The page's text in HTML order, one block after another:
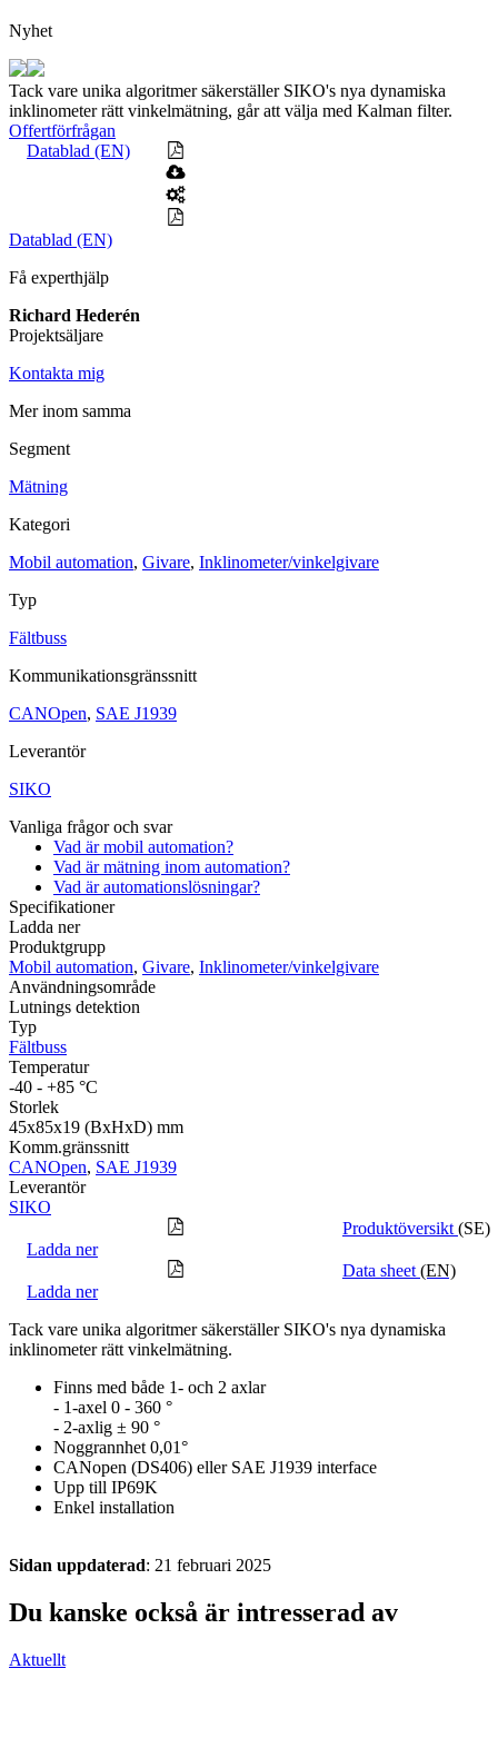
Linjärenheter
Mekatronik
Positionsvisare / Mätklockor
Pulsgivare / EncodersWire-modulerGäng- och borrenheter
Motion
ServodrifterRoterande ställdon
MätskalorRäknare / Displayer
Ljusridåer Ljustorn
Varningsljud
Varningsljus
Övrigt
Nyhet
Tack vare unika algoritmer säkerställer SIKO's nya dynamiska
inklinometer rätt vinkelmätning, går att välja med Kalman filter.
Offertförfrågan
Datablad (EN)
Datablad (EN)
Få experthjälp
Richard Hederén
Projektsäljare
Kontakta mig
Mer inom samma
Segment
Mätning
Kategori
Mobil automation, Givare, Inklinometer/vinkelgivare
Typ
Fältbuss
Kommunikationsgränssnitt
CANOpen, SAE J1939
Leverantör
SIKO
Vanliga frågor och svar
Vad är mobil automation?
Vad är mätning inom automation?
Vad är automationslösningar?
Specifikationer
Ladda ner
Produktgrupp
Mobil automation, Givare, Inklinometer/vinkelgivare
Användningsområde
Lutnings detektion
Typ
Fältbuss
Temperatur
-40 - +85 °C
Storlek
45x85x19 (BxHxD) mm
Komm.gränssnitt
CANOpen, SAE J1939
Leverantör
SIKO
Produktöversikt (SE)
Ladda ner
Data sheet (EN)
Ladda ner
Tack vare unika algoritmer säkerställer SIKO's nya dynamiska
inklinometer rätt vinkelmätning.
Finns med både 1- och 2 axlar
- 1-axel 0 - 360 °
- 2-axlig ± 90 °
Noggrannhet 0,01°
CANopen (DS406) eller SAE J1939 interface
Upp till IP69K
Enkel installation
Sidan uppdaterad: 21 februari 2025
Du kanske också är intresserad av
Aktuellt